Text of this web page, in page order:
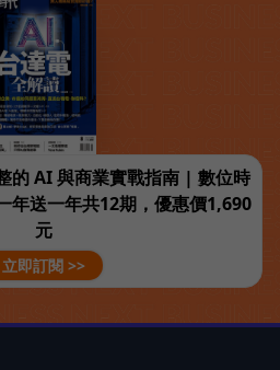
的 AI 與商業實戰指南 | 數位時
年送一年共12期，優惠價1,690
元
立即訂閱 >>